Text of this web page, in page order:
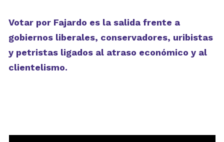
Votar por Fajardo es la salida frente a
gobiernos liberales, conservadores, uribistas
y petristas ligados al atraso económico y al
clientelismo.